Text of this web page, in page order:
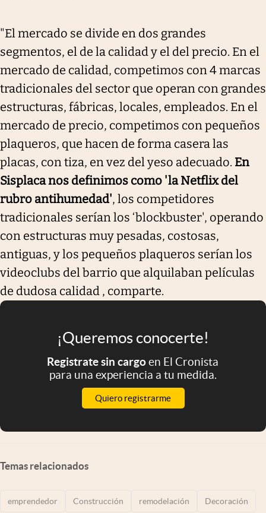
"El mercado se divide en dos grandes
segmentos, el de la calidad y el del precio. En el
mercado de calidad, competimos con 4 marcas
tradicionales del sector que operan con grandes
estructuras, fábricas, locales, empleados. En el
mercado de precio, competimos con pequeños
plaqueros, que hacen de forma casera las
placas, con tiza, en vez del yeso adecuado. En
Sisplaca nos definimos como 'la Netflix del
rubro antihumedad', los competidores
tradicionales serían los ‘blockbuster', operando
con estructuras muy pesadas, costosas,
antiguas, y los pequeños plaqueros serían los
videoclubs del barrio que alquilaban películas
de dudosa calidad , comparte.
¡Queremos conocerte!
Registrate sin cargoen El Cronista
para una experiencia a tu medida.
Quiero registrarme
Temas relacionados
emprendedor Construcción remodelación Decoración